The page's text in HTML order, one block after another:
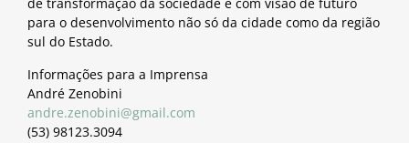
de transformação da sociedade e com visão de futuro
para o desenvolvimento não só da cidade como da região
sul do Estado.
Informações para a Imprensa
André Zenobini
andre.zenobini@gmail.com
(53) 98123.3094